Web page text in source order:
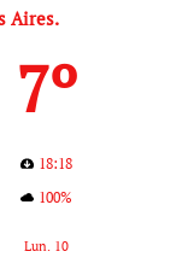
Aires.
7º
18:18
100%
Lun. 10